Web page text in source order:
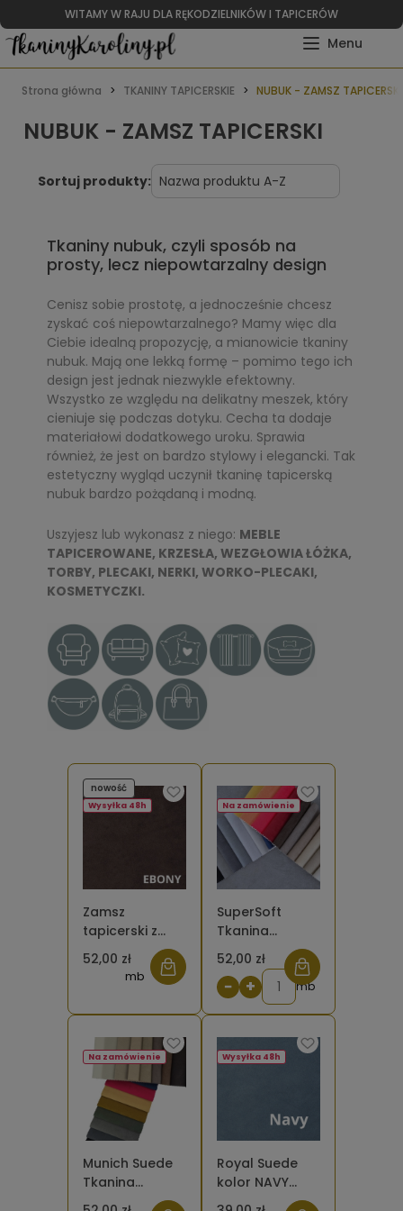
WITAMY W RAJU DLA RĘKODZIELNIKÓW I TAPICERÓW
Strona główna TKANINY TAPICERSKIE NUBUK - ZAMSZ TAPICERSKI
NUBUK - ZAMSZ TAPICERSKI
Sortuj produkty:
Tkaniny nubuk, czyli sposób na
prosty, lecz niepowtarzalny design
Cenisz sobie prostotę, a jednocześnie chcesz
zyskać coś niepowtarzalnego? Mamy więc dla
Ciebie idealną propozycję, a mianowicie tkaniny
nubuk. Mają one lekką formę – pomimo tego ich
design jest jednak niezwykle efektowny.
Wszystko ze względu na delikatny meszek, który
cieniuje się podczas dotyku. Cecha ta dodaje
materiałowi dodatkowego uroku. Sprawia
również, że jest on bardzo stylowy i elegancki. Tak
estetyczny wygląd uczynił tkaninę tapicerską
nubuk bardzo pożądaną i modną.
Uszyjesz lub wykonasz z niego: MEBLE
TAPICEROWANE, KRZESŁA, WEZGŁOWIA ŁÓŻKA,
TORBY, PLECAKI, NERKI, WORKO-PLECAKI,
KOSMETYCZKI.
Zamsz
tapicerski z
fakturą
zwierzęcą -
kolor Ebony
52,00 zł
nowość
Wysyłka 48h
mb
SuperSoft
Tkanina
tapicerska
zamszowa
52,00 zł
Na zamówienie
− + mb
Munich Suede
Tkanina
tapicerska
Na zamówienie
Royal Suede
kolor NAVY
Tkanina
Wysyłka 48h